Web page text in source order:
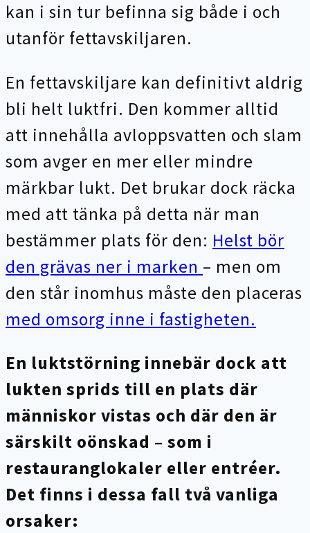
kan i sin tur befinna sig både i och
utanför fettavskiljaren.
En fettavskiljare kan definitivt aldrig
bli helt luktfri. Den kommer alltid
att innehålla avloppsvatten och slam
som avger en mer eller mindre
märkbar lukt. Det brukar dock räcka
med att tänka på detta när man
bestämmer plats för den: Helst bör
den grävas ner i marken – men om
den står inomhus måste den placeras
med omsorg inne i fastigheten.
En luktstörning innebär dock att
lukten sprids till en plats där
människor vistas och där den är
särskilt oönskad – som i
restauranglokaler eller entréer.
Det finns i dessa fall två vanliga
orsaker: